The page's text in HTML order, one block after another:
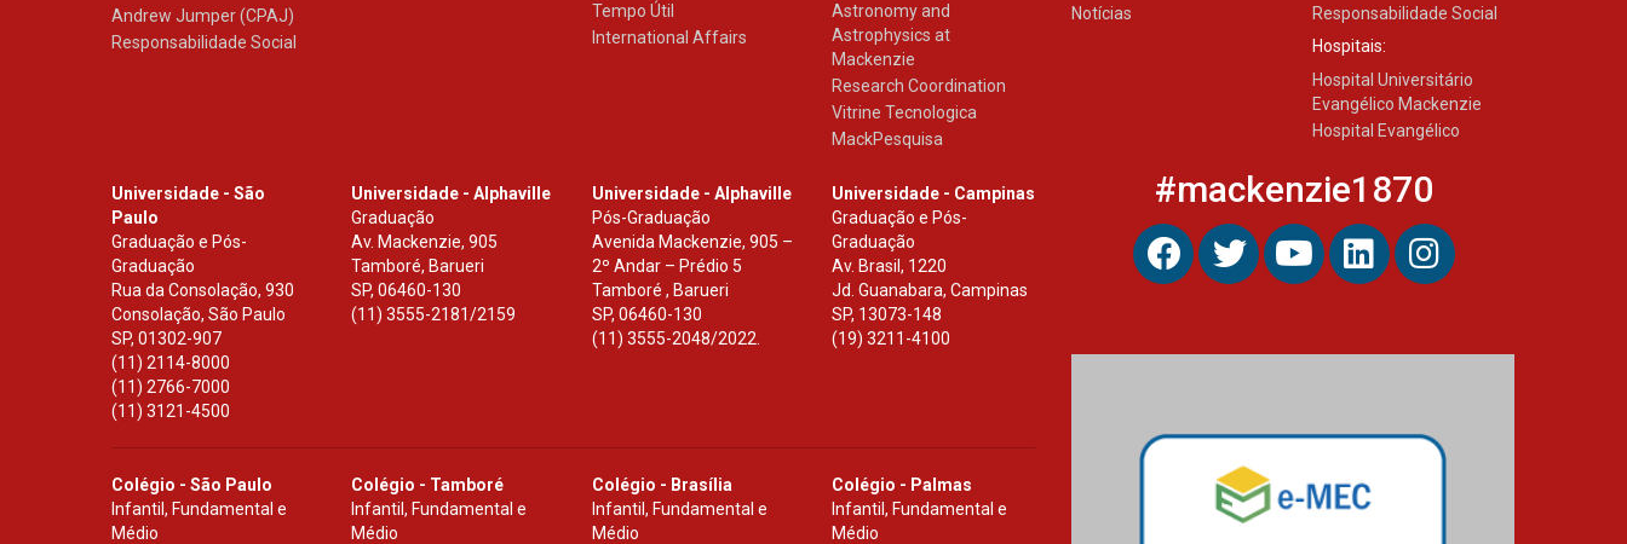
Andrew Jumper (CPAJ)
Responsabilidade Social
Tempo Útil
International Affairs
Astronomy and
Astrophysics at
Mackenzie
Research Coordination
Vitrine Tecnologica
MackPesquisa
Notícias
Responsabilidade Social
Hospitais:
Hospital Universitário
Evangélico Mackenzie
Hospital Evangélico
Universidade - São
Paulo
Graduação e Pós-
Graduação
Rua da Consolação, 930
Consolação, São Paulo
SP, 01302-907
(11) 2114-8000
(11) 2766-7000
(11) 3121-4500
Universidade - Alphaville
Graduação
Av. Mackenzie, 905
Tamboré, Barueri
SP,06460-130
(11) 3555-2181/2159
Universidade - Alphaville
Pós-Graduação
Avenida Mackenzie, 905 –
2º Andar – Prédio 5
Tamboré , Barueri
SP, 06460-130
(11) 3555-2048/2022.
Universidade - Campinas
Graduação e Pós-
Graduação
Av. Brasil, 1220
Jd. Guanabara, Campinas
SP, 13073-148
(19) 3211-4100
Colégio - São Paulo
Infantil, Fundamental e
Médio
Colégio - Tamboré
Infantil, Fundamental e
Médio
Colégio - Brasília
Infantil, Fundamental e
Médio
Colégio - Palmas
Infantil, Fundamental e
Médio
#mackenzie1870